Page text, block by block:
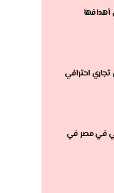
احترافي
في مصر في